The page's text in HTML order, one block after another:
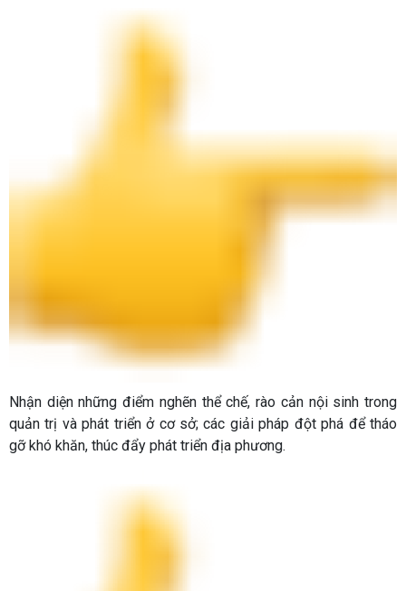
Nhận diện những điểm nghẽn thể chế, rào cản nội sinh trong
quản trị và phát triển ở cơ sở; các giải pháp đột phá để tháo
gỡ khó khăn, thúc đẩy phát triển địa phương.